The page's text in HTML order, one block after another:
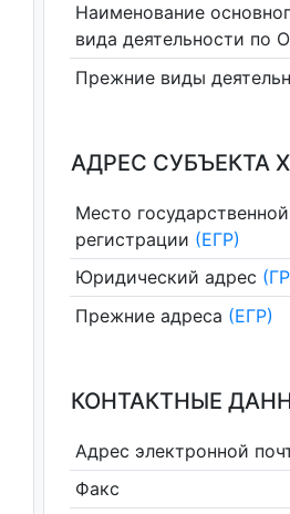
Наименование
вида деятельности по
Прежние виды
АДРЕС СУБЪЕКТА
Место государственной
регистрации (ЕГР)
Юридический адрес
Прежние адреса (ЕГР)
КОНТАКТНЫЕ
Адрес электронной
Факс